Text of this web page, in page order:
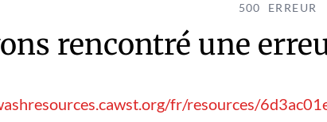
500 ERREUR
rencontré une
fr/resources/